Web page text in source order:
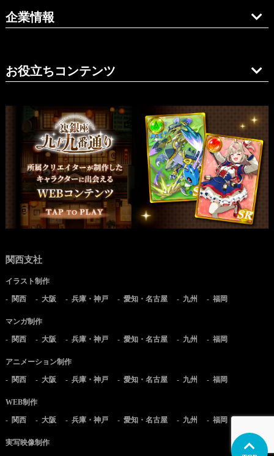
企業情報
お役立ちコンテンツ
関西支社
イラスト制作
関西 大阪 兵庫・神戸 愛知・名古屋 九州 福岡
マンガ制作
関西 大阪 兵庫・神戸 愛知・名古屋 九州 福岡
アニメーション制作
関西 大阪 兵庫・神戸 愛知・名古屋 九州 福岡
WEB制作
関西 大阪 兵庫・神戸 愛知・名古屋 九州 福岡
実写映像制作